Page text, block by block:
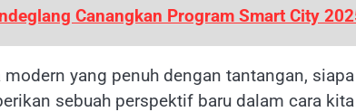
Canangkan Program Smart City
yang penuh dengan tantangan,
sebuah perspektif baru dalam cara